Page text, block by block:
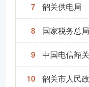
7 韶关供电局
8 国家税务总
9 中国电信韶
10 韶关市人民